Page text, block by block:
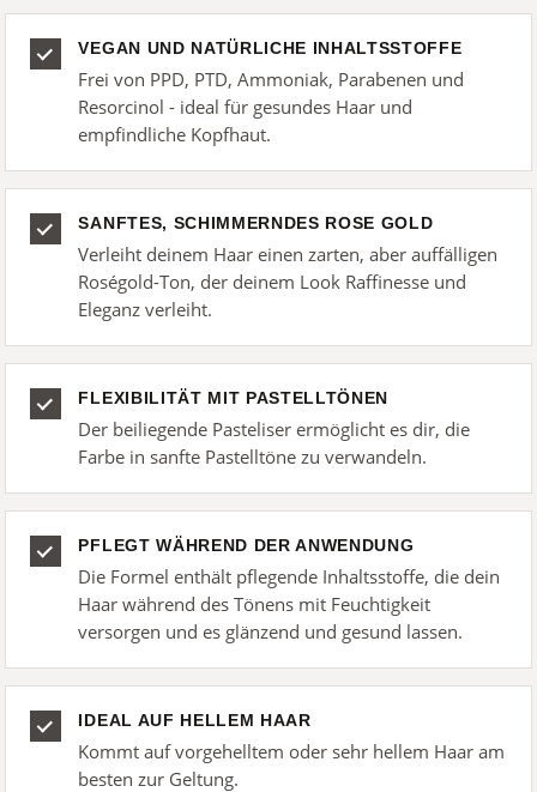
VEGAN UND NATÜRLICHE INHALTSSTOFFE
Frei von PPD, PTD, Ammoniak, Parabenen und
Resorcinol - ideal für gesundes Haar und
empfindliche Kopfhaut.
SANFTES, SCHIMMERNDES ROSE GOLD
Verleiht deinem Haar einen zarten, aber auffälligen
Roségold-Ton, der deinem Look Raffinesse und
Eleganz verleiht.
FLEXIBILITÄT MIT PASTELLTÖNEN
Der beiliegende Pasteliser ermöglicht es dir, die
Farbe in sanfte Pastelltöne zu verwandeln.
PFLEGT WÄHREND DER ANWENDUNG
Die Formel enthält pflegende Inhaltsstoffe, die dein
Haar während des Tönens mit Feuchtigkeit
versorgen und es glänzend und gesund lassen.
IDEAL AUF HELLEM HAAR
Kommt auf vorgehelltem oder sehr hellem Haar am
besten zur Geltung.